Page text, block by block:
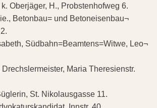
Oberjäger, H., Probstenhofweg 6.
Betonbau= und Betoneisenbau¬
Südbahn=Beamtens=Witwe, Leo¬
Maria Theresienstr.
St. Nikolausgasse 11.